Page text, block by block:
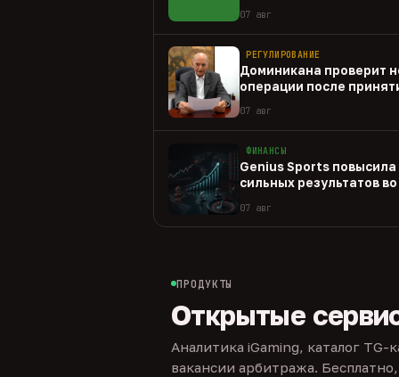
07 авг
РЕГУЛИРОВАНИЕ
Доминикана проверит
операции после
07 авг
ФИНАНСЫ
Genius Sports
сильных результатов
07 авг
ПРОДУКТЫ
Открытые
Аналитика iGaming, каталог
вакансии арбитража.